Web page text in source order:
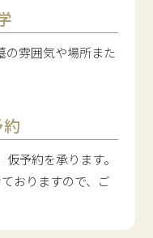
の雰囲気や場所また
予約を承ります。
おりますので、ご